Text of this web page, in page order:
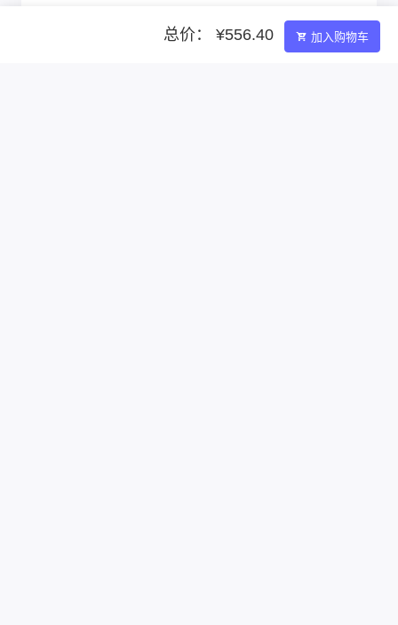
总价： ¥556.40 加入购物车